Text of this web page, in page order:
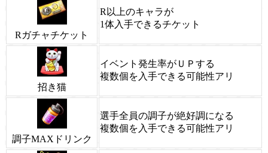
Rガチャチケット
R以上のキャラが
1体入手できるチケット
招き猫
イベント発生率がＵＰする
複数個を入手できる可能性アリ
調子MAXドリンク
選手全員の調子が絶好調になる
複数個を入手できる可能性アリ